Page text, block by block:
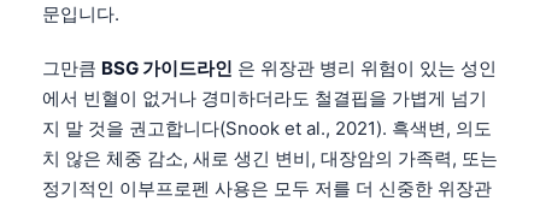
문입니다.
그만큼 BSG 가이드라인 은 위장관 병리 위험이 있는 성인
에서 빈혈이 없거나 경미하더라도 철결핍을 가볍게 넘기
지 말 것을 권고합니다(Snook et al., 2021). 흑색변, 의도
치 않은 체중 감소, 새로 생긴 변비, 대장암의 가족력, 또는
정기적인 이부프로펜 사용은 모두 저를 더 신중한 위장관
ဗမာစာ
ភាសាខ្មែរ
Kiswahili
አማርኛ
Українська